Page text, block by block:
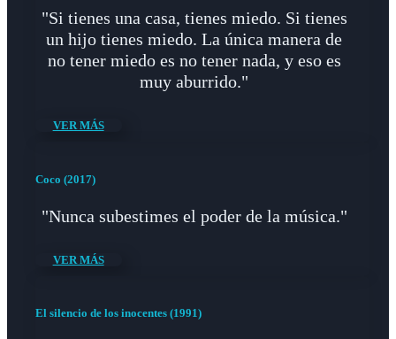
"Si tienes una casa, tienes miedo. Si tienes
un hijo tienes miedo. La única manera de
no tener miedo es no tener nada, y eso es
muy aburrido."
VER MÁS
Coco (2017)
"Nunca subestimes el poder de la música."
VER MÁS
El silencio de los inocentes (1991)